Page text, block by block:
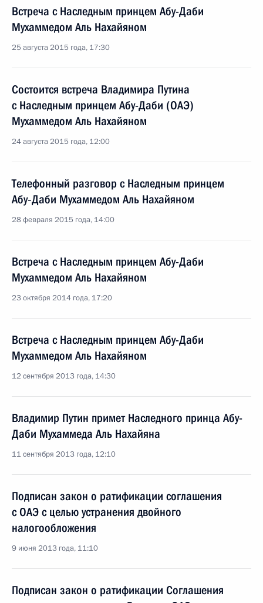
Встреча с Наследным принцем Абу-Даби
Мухаммедом Аль Нахайяном
25 августа 2015 года, 17:30
Состоится встреча Владимира Путина
с Наследным принцем Абу-Даби (ОАЭ)
Мухаммедом Аль Нахайяном
24 августа 2015 года, 12:00
Телефонный разговор с Наследным принцем
Абу‑Даби Мухаммедом Аль Нахайяном
28 февраля 2015 года, 14:00
Встреча с Наследным принцем Абу-Даби
Мухаммедом Аль Нахайяном
23 октября 2014 года, 17:20
Встреча с Наследным принцем Абу-Даби
Мухаммедом Аль Нахайяном
12 сентября 2013 года, 14:30
Владимир Путин примет Наследного принца Абу-
Даби Мухаммеда Аль Нахайяна
11 сентября 2013 года, 12:10
Подписан закон о ратификации соглашения
с ОАЭ с целью устранения двойного
налогообложения
9 июня 2013 года, 11:10
Подписан закон о ратификации Соглашения